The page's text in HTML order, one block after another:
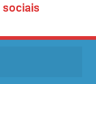
sociais